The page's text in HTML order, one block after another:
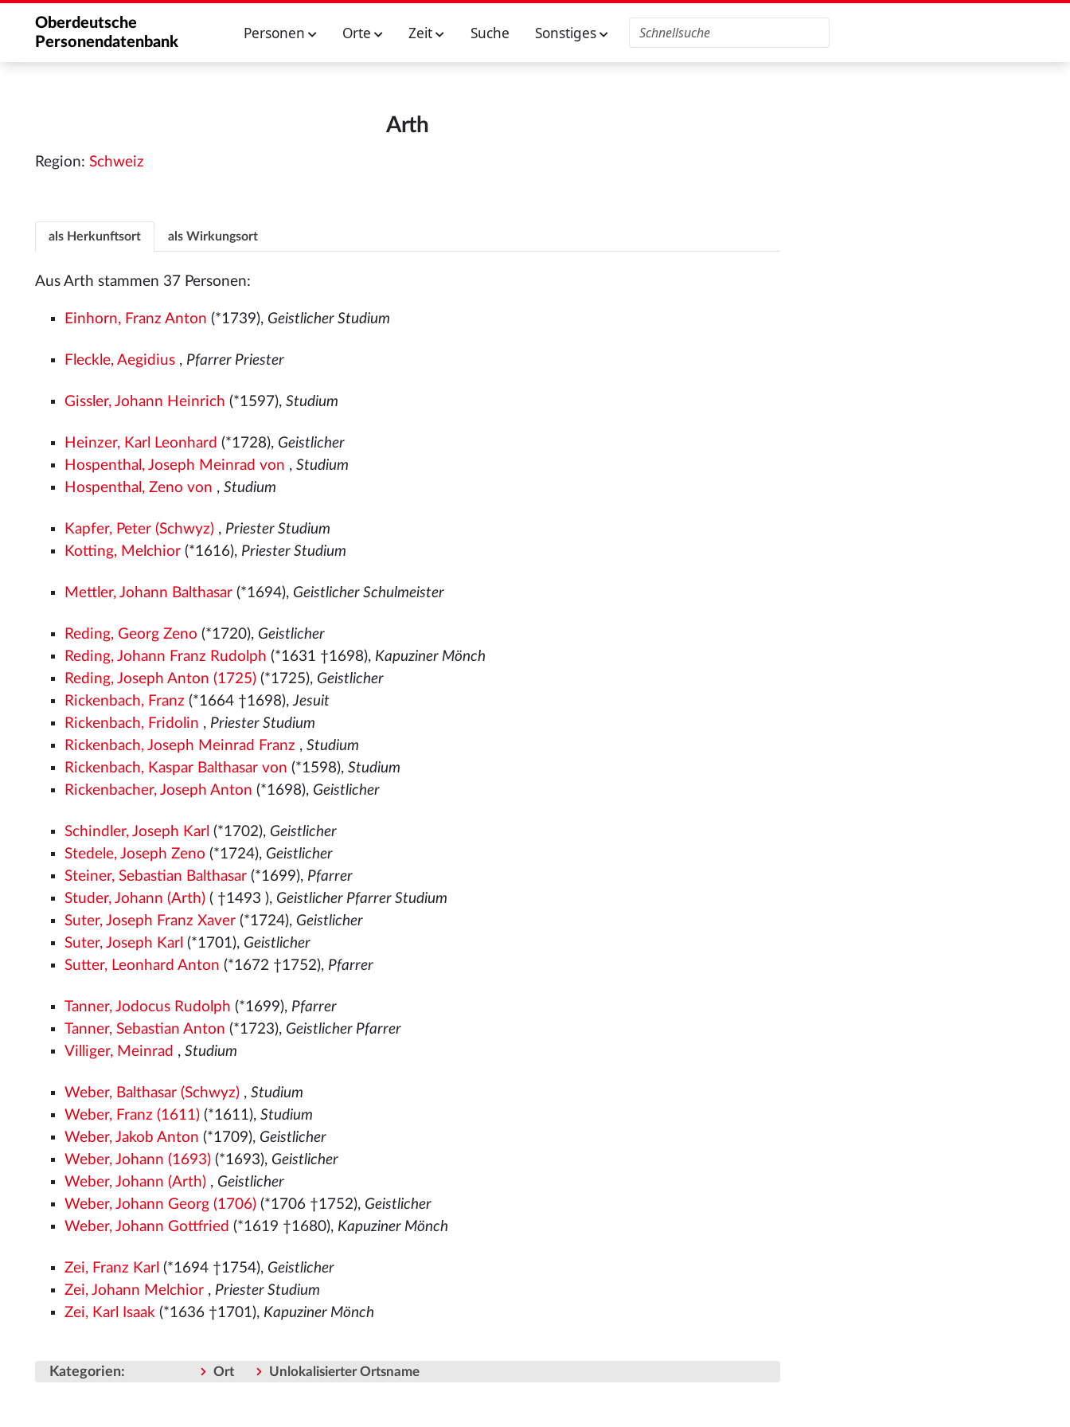
Oberdeutsche
Personendatenbank
Personen Orte Zeit Suche Sonstiges
Arth
Region: Schweiz
als Herkunftsort als Wirkungsort
Aus Arth stammen 37 Personen:
Einhorn, Franz Anton (*1739), Geistlicher Studium
Fleckle, Aegidius , Pfarrer Priester
Gissler, Johann Heinrich (*1597),Studium
Heinzer, Karl Leonhard (*1728), Geistlicher
Hospenthal, Joseph Meinrad von ,Studium
Hospenthal, Zeno von ,Studium
Kapfer, Peter (Schwyz) , Priester Studium
Kotting, Melchior (*1616), Priester Studium
Mettler, Johann Balthasar (*1694), Geistlicher Schulmeister
Reding, Georg Zeno (*1720), Geistlicher
Reding, Johann Franz Rudolph (*1631 †1698), Kapuziner Mönch
Reding, Joseph Anton (1725) (*1725), Geistlicher
Rickenbach, Franz (*1664 †1698),Jesuit
Rickenbach, Fridolin , Priester Studium
Rickenbach, Joseph Meinrad Franz ,Studium
Rickenbach, Kaspar Balthasar von (*1598),Studium
Rickenbacher, Joseph Anton (*1698), Geistlicher
Schindler, Joseph Karl (*1702), Geistlicher
Stedele, Joseph Zeno (*1724), Geistlicher
Steiner, Sebastian Balthasar (*1699), Pfarrer
Studer, Johann (Arth) ( †1493 ), Geistlicher Pfarrer Studium
Suter, Joseph Franz Xaver (*1724), Geistlicher
Suter, Joseph Karl (*1701), Geistlicher
Sutter, Leonhard Anton (*1672 †1752), Pfarrer
Tanner, Jodocus Rudolph (*1699), Pfarrer
Tanner, Sebastian Anton (*1723), Geistlicher Pfarrer
Villiger, Meinrad ,Studium
Weber, Balthasar (Schwyz) ,Studium
Weber, Franz (1611) (*1611),Studium
Weber, Jakob Anton (*1709), Geistlicher
Weber, Johann (1693) (*1693), Geistlicher
Weber, Johann (Arth) , Geistlicher
Weber, Johann Georg (1706) (*1706 †1752), Geistlicher
Weber, Johann Gottfried (*1619 †1680), Kapuziner Mönch
Zei, Franz Karl (*1694 †1754), Geistlicher
Zei, Johann Melchior , Priester Studium
Zei, Karl Isaak (*1636 †1701), Kapuziner Mönch
Kategorien: Ort Unlokalisierter Ortsname